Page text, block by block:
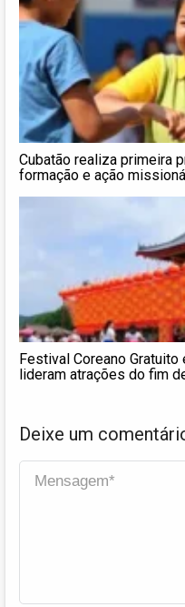
Cubatão realiza primeira
formação e ação
Festival Coreano
lideram atrações do fim
Deixe um